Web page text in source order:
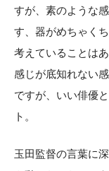
すが、素のような
す、器がめちゃく
考えていることは
感じが底知れない
ですが、いい俳優
ト。
玉田監督の言葉に